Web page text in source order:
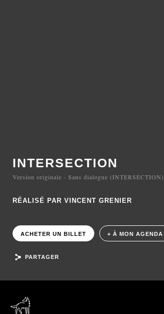
INTERSECTION
Version originale - Sans dialogue (INTERSECTION)
RÉALISÉ PAR VINCENT GRENIER
ACHETER UN BILLET + À MON AGENDA
PARTAGER